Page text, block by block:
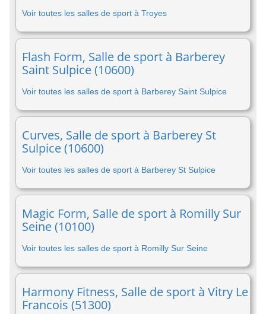
Voir toutes les salles de sport à Troyes
Flash Form, Salle de sport à Barberey
Saint Sulpice (10600)
Voir toutes les salles de sport à Barberey Saint Sulpice
Curves, Salle de sport à Barberey St
Sulpice (10600)
Voir toutes les salles de sport à Barberey St Sulpice
Magic Form, Salle de sport à Romilly Sur
Seine (10100)
Voir toutes les salles de sport à Romilly Sur Seine
Harmony Fitness, Salle de sport à Vitry Le
Francois (51300)